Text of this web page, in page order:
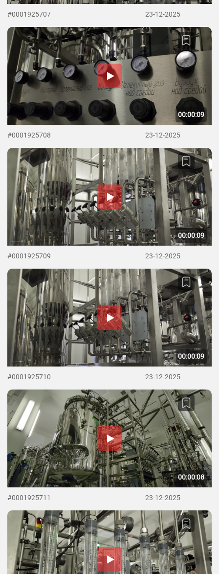
#0001925707 23-12-2025
00:00:09
#0001925708 23-12-2025
00:00:09
#0001925709 23-12-2025
00:00:09
#0001925710 23-12-2025
00:00:08
#0001925711 23-12-2025